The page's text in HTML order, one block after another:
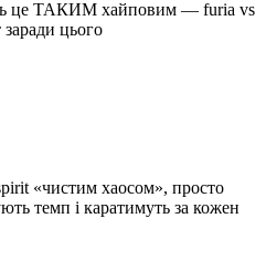
це ТАКИМ хайповим — furia vs
заради цього
«чистим хаосом», просто
темп і каратимуть за кожен